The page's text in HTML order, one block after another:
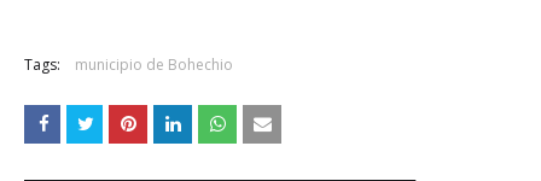
Tags: municipio de Bohechio